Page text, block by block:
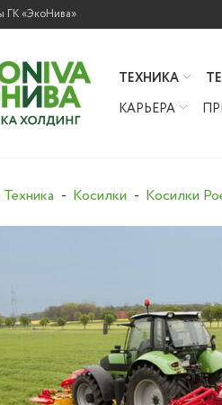
ГК «ЭкоНива»
ТЕХНИКА
КАРЬЕРА
Техника Косилки Косилки